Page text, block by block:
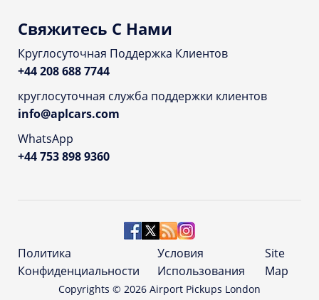
Свяжитесь С Нами
Круглосуточная Поддержка Клиентов
+44 208 688 7744
круглосуточная служба поддержки клиентов
info@aplcars.com
WhatsApp
+44 753 898 9360
Copyrights © 2026 Airport Pickups London
Политика
Конфиденциальности
Условия
Использования
Site
Map